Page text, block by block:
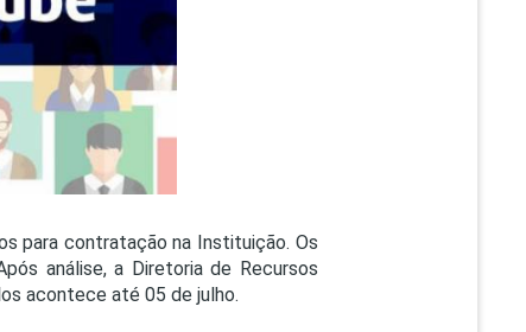
para contratação na Instituição. Os
análise, a Diretoria de Recursos
acontece até 05 de julho.